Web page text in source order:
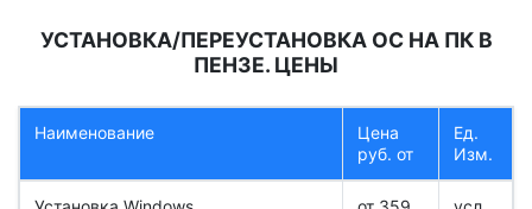
УСТАНОВКА/ПЕРЕУСТАНОВКА ОС НА ПК В
ПЕНЗЕ. ЦЕНЫ
Наименование
Цена
руб. от
Ед.
Изм.